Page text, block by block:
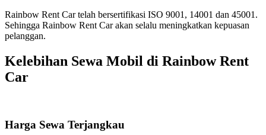
Rainbow Rent Car telah bersertifikasi ISO 9001, 14001 dan 45001.
Sehingga Rainbow Rent Car akan selalu meningkatkan kepuasan
pelanggan.
Kelebihan Sewa Mobil di Rainbow Rent
Car
Harga Sewa Terjangkau